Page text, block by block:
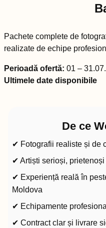
Pachete complete de
realizate de echipe
Perioadă ofertă: 01 –
Ultimele date disponibile
De ce
✔ Fotografii realiste și de
✔ Artiști serioși,
✔ Experiență reală în
Moldova
✔ Echipamente
✔ Contract clar și livrare